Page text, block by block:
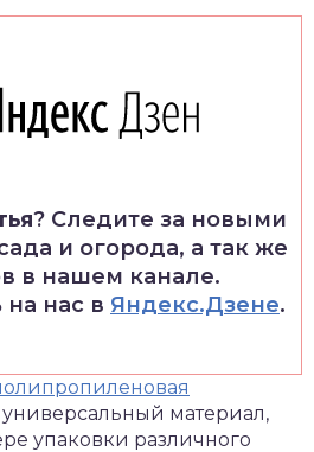
? Следите за новыми
и огорода, а так же
в нашем канале.
нас в Яндекс.Дзене.
универсальный материал,
упаковки различного